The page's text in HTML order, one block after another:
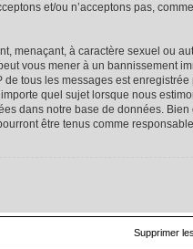
et/ou n’acceptons pas,
menaçant, à caractère sexuel ou
vous mener à un bannissement
tous les messages est
quel sujet lorsque nous
dans notre base de données.
être tenus comme
Supprimer